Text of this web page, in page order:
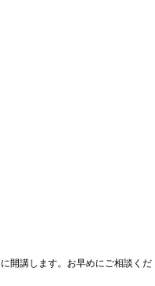
開講します。お早めにご相談くだ